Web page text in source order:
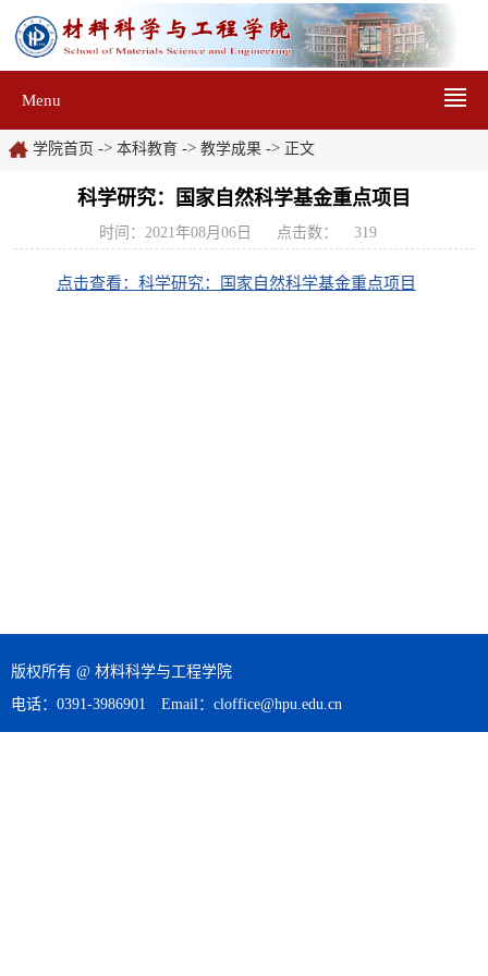
Menu
学院首页 -> 本科教育 -> 教学成果 -> 正文
科学研究：国家自然科学基金重点项目
时间：2021年08月06日 点击数： 319
点击查看：科学研究：国家自然科学基金重点项目
版权所有 @ 材料科学与工程学院
电话：0391-3986901 Email：cloffice@hpu.edu.cn